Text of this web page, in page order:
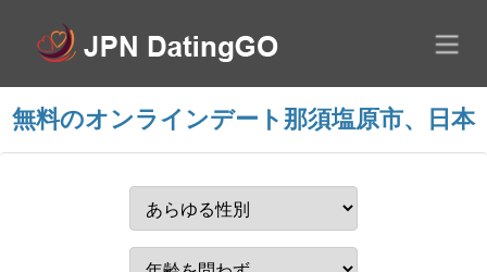
無料のオンラインデート那須塩原市、日本